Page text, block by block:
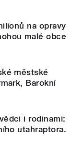
na opravy
malé obce
městské
Barokní
i rodinami:
utahraptora.